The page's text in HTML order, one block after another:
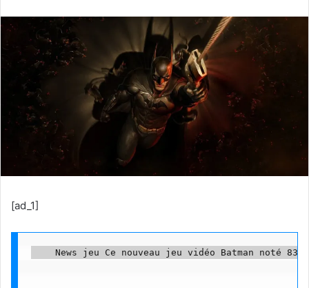
[ad_1]
News jeu Ce nouveau jeu vidéo Batman noté